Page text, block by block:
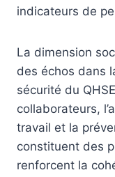
indicateurs de
La dimension
des échos dans
sécurité du
collaborateurs,
travail et la
constituent des
renforcent la